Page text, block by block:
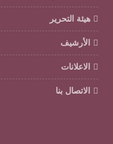
هيئة التحرير
الأرشيف
الاعلانات
الاتصال بنا